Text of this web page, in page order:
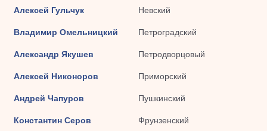
Алексей Гульчук Невский
Владимир Омельницкий Петроградский
Александр Якушев Петродворцовый
Алексей Никоноров Приморский
Андрей Чапуров Пушкинский
Константин Серов Фрунзенский